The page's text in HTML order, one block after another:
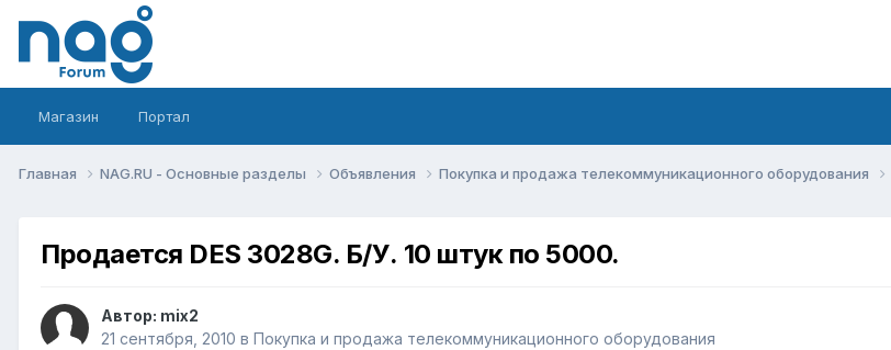
Магазин Портал
Главная NAG.RU - Основные разделы Объявления Покупка и продажа телекоммуникационного оборудования
Продается DES 3028G. Б/У. 10 штук по 5000.
Автор: mix2
21 сентября, 2010 в Покупка и продажа телекоммуникационного оборудования